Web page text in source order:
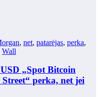
, net, patarėjas, perka,
Wall
„Spot Bitcoin
perka, net jei